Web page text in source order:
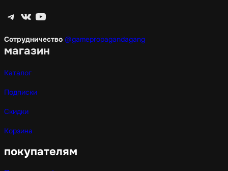
Telegram ВКонтакте YouTube
Сотрудничество @gamepropagandagang
магазин
Каталог
Подписки
Скидки
Корзина
покупателям